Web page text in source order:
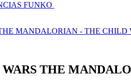
FUNKO
WARS THE